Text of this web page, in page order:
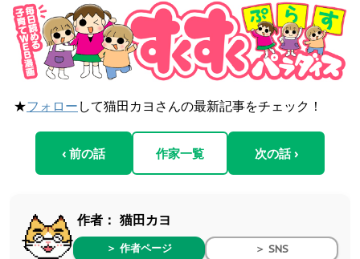
★フォロー して猫田カヨさんの最新記事をチェック！
‹ 前の話 作家一覧 次の話 ›
作者： 猫田カヨ
＞ 作者ページ ＞ SNS